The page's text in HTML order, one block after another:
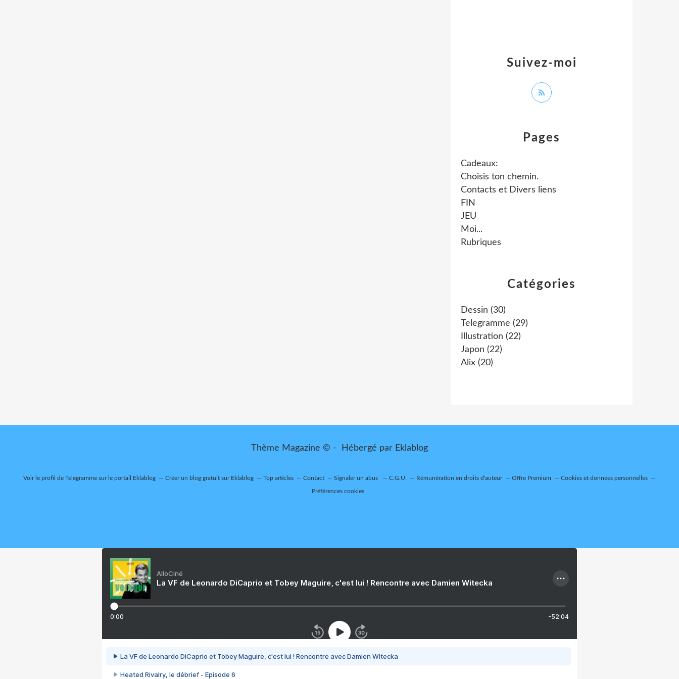
Catégories
Dessin (30)
Telegramme (29)
Illustration (22)
Japon (22)
Alix (20)
Pages
Cadeaux:
Choisis ton chemin.
Contacts et Divers liens
FIN
JEU
Moi...
Rubriques
Suivez-moi
Thème Magazine © - Hébergé par Eklablog
Voir le profil de Telegramme sur le portail Eklablog Créer un blog gratuit sur Eklablog Top articles Contact Signaler un abus C.G.U. Rémunération en droits d'auteur Offre Premium Cookies et données personnelles
Préférences cookies
AlloCiné
La VF de Leonardo DiCaprio et Tobey Maguire, c'est lui ! Rencontre avec Damien Witecka
0:00 -52:04
La VF de Leonardo DiCaprio et Tobey Maguire, c'est lui ! Rencontre avec Damien Witecka
Heated Rivalry, le débrief - Episode 6